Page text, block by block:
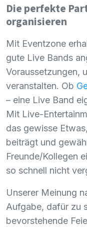
Die perfekte
organisieren
Mit Eventzone
gute Live Bands
Voraussetzungen,
veranstalten. Ob
– eine Live Band
Mit Live-
das gewisse
beiträgt und
Freunde/Kollegen
so schnell nicht
Unserer Meinung
Aufgabe, dafür zu
bevorstehende